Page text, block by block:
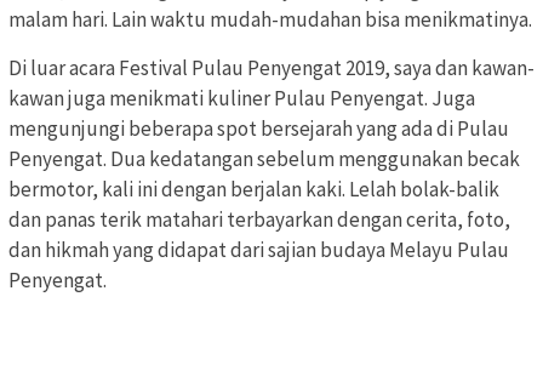
malam hari. Lain waktu mudah-mudahan bisa menikmatinya.
Di luar acara Festival Pulau Penyengat 2019, saya dan kawan-
kawan juga menikmati kuliner Pulau Penyengat. Juga
mengunjungi beberapa spot bersejarah yang ada di Pulau
Penyengat. Dua kedatangan sebelum menggunakan becak
bermotor, kali ini dengan berjalan kaki. Lelah bolak-balik
dan panas terik matahari terbayarkan dengan cerita, foto,
dan hikmah yang didapat dari sajian budaya Melayu Pulau
Penyengat.